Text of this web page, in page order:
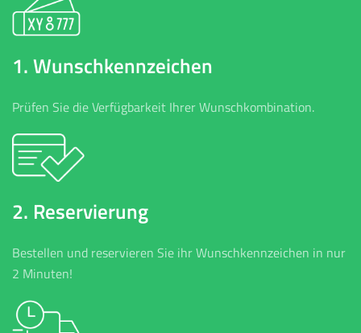
1. Wunschkennzeichen
Prüfen Sie die Verfügbarkeit Ihrer Wunschkombination.
2. Reservierung
Bestellen und reservieren Sie ihr Wunschkennzeichen in nur
2 Minuten!